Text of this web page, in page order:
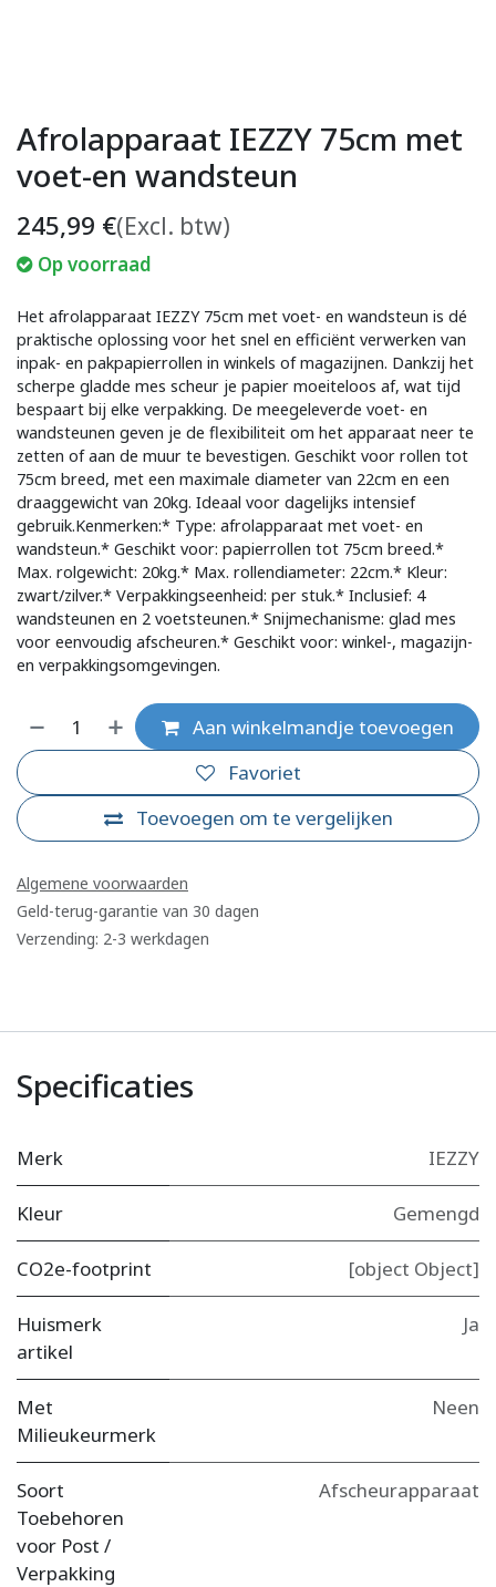
Afrolapparaat IEZZY 75cm met
voet-en wandsteun
245,99 €(Excl. btw)
Op voorraad
Het afrolapparaat IEZZY 75cm met voet- en wandsteun is dé
praktische oplossing voor het snel en efficiënt verwerken van
inpak- en pakpapierrollen in winkels of magazijnen. Dankzij het
scherpe gladde mes scheur je papier moeiteloos af, wat tijd
bespaart bij elke verpakking. De meegeleverde voet- en
wandsteunen geven je de flexibiliteit om het apparaat neer te
zetten of aan de muur te bevestigen. Geschikt voor rollen tot
75cm breed, met een maximale diameter van 22cm en een
draaggewicht van 20kg. Ideaal voor dagelijks intensief
gebruik.Kenmerken:* Type: afrolapparaat met voet- en
wandsteun.* Geschikt voor: papierrollen tot 75cm breed.*
Max. rolgewicht: 20kg.* Max. rollendiameter: 22cm.* Kleur:
zwart/zilver.* Verpakkingseenheid: per stuk.* Inclusief: 4
wandsteunen en 2 voetsteunen.* Snijmechanisme: glad mes
voor eenvoudig afscheuren.* Geschikt voor: winkel-, magazijn-
en verpakkingsomgevingen.
Aan winkelmandje toevoegen
Toevoegen om te vergelijken
Favoriet
Algemene voorwaarden
Geld-terug-garantie van 30 dagen
Verzending: 2-3 werkdagen
Specificaties
Merk IEZZY
Kleur Gemengd
CO2e-footprint [object Object]
Huismerk
artikel
Ja
Met
Milieukeurmerk
Neen
Soort
Toebehoren
voor Post /
Verpakking
Afscheurapparaat